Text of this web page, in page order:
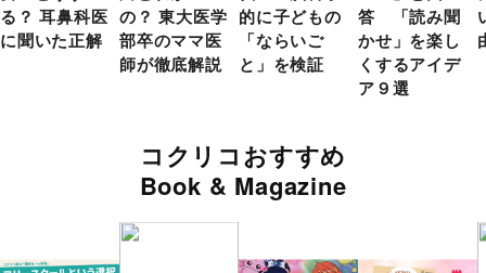
る？ 耳鼻科医
に聞いた正解
の？ 東大医学
部卒のママ医
師が徹底解説
的に子どもの
「ならいご
と」を検証
答 「読み聞
かせ」を楽し
くするアイデ
ア９選
コクリコおすすめ
Book & Magazine